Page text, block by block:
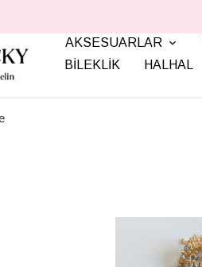
AKSESUARLAR
BİLEKLİK
HALHAL